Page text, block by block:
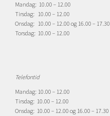
Mandag: 10.00 – 12.00
Tirsdag: 10.00 – 12.00
Onsdag: 10.00 – 12.00 og 16.00 – 17.30
Torsdag: 10.00 – 12.00
Telefontid
Mandag: 10.00 – 12.00
Tirsdag: 10.00 – 12.00
Onsdag: 10.00 – 12.00 og 16.00 – 17.30